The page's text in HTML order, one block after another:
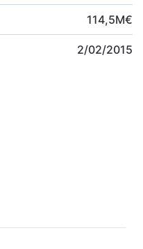
114,5M€
2/02/2015